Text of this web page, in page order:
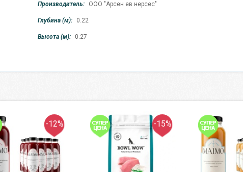
Производитель: ООО "Арсен ев нерсес"
Глубина (м): 0.22
Высота (м): 0.27
-12% -15%